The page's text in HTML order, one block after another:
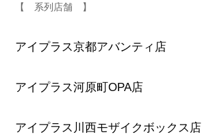
【 系列店舗 】
アイプラス京都アバンティ店
アイプラス河原町OPA店
アイプラス川西モザイクボックス店